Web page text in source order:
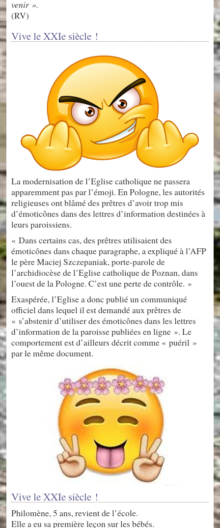
venir ».
(RV)
Vive le XXIe siècle !
La modernisation de l’Eglise catholique ne passera
apparemment pas par l’émoji. En Pologne, les autorités
religieuses ont blâmé des prêtres d’avoir trop mis
d’émoticônes dans des lettres d’information destinées à
leurs paroissiens.
« Dans certains cas, des prêtres utilisaient des
émoticônes dans chaque paragraphe, a expliqué à l’AFP
le père Maciej Szczepaniak, porte-parole de
l’archidiocèse de l’Eglise catholique de Poznan, dans
l’ouest de la Pologne. C’est une perte de contrôle. »
Exaspérée, l’Eglise a donc publié un communiqué
officiel dans lequel il est demandé aux prêtres de
« s’abstenir d’utiliser des émoticônes dans les lettres
d’information de la paroisse publiées en ligne ». Le
comportement est d’ailleurs décrit comme « puéril »
par le même document.
Vive le XXIe siècle !
Philomène, 5 ans, revient de l’école.
Elle a eu sa première leçon sur les bébés.